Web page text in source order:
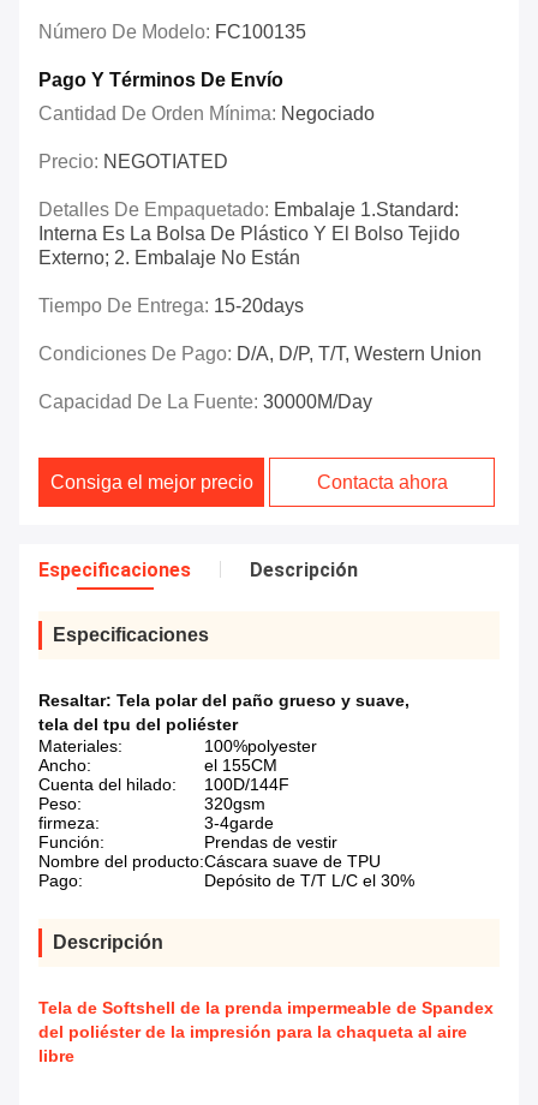
Número De Modelo: FC100135
Pago Y Términos De Envío
Cantidad De Orden Mínima: Negociado
Precio: NEGOTIATED
Detalles De Empaquetado: Embalaje 1.Standard:
Interna Es La Bolsa De Plástico Y El Bolso Tejido
Externo; 2. Embalaje No Están
Tiempo De Entrega: 15-20days
Condiciones De Pago: D/A, D/P, T/T, Western Union
Capacidad De La Fuente: 30000M/day
Consiga el mejor precio Contacta ahora
Especificaciones Descripción
Especificaciones
Resaltar: Tela polar del paño grueso y suave,
tela del tpu del poliéster
Materiales:
100%polyester
Ancho:
el 155CM
Cuenta del hilado:
100D/144F
Peso:
320gsm
firmeza:
3-4garde
Función:
Prendas de vestir
Nombre del producto:Cáscara suave de TPU
Pago:
Depósito de T/T L/C el 30%
Descripción
Tela de Softshell de la prenda impermeable de Spandex
del poliéster de la impresión para la chaqueta al aire
libre